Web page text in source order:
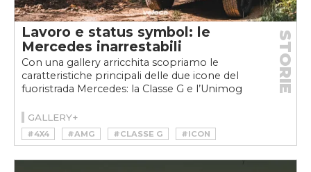
Lavoro e status symbol: le
Mercedes inarrestabili
Con una gallery arricchita scopriamo le
caratteristiche principali delle due icone del
fuoristrada Mercedes: la Classe G e l’Unimog
STORIE
GALLERY+
#4X4 #AMG #CLASSE G
#ICON
#MERCEDES
#OFFROAD
#TURBODIESEL
#UNIMOG